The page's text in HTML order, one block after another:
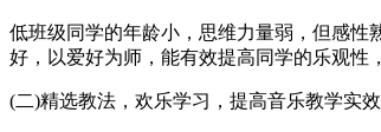
低班级同学的年龄小，思维力量弱，但感性
好，以爱好为师，能有效提高同学的乐观性
(二)精选教法，欢乐学习，提高音乐教学实效